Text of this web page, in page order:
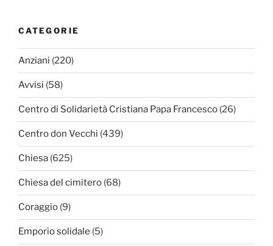
CATEGORIE
Anziani (220)
Avvisi (58)
Centro di Solidarietà Cristiana Papa Francesco (26)
Centro don Vecchi (439)
Chiesa (625)
Chiesa del cimitero (68)
Coraggio (9)
Emporio solidale (5)